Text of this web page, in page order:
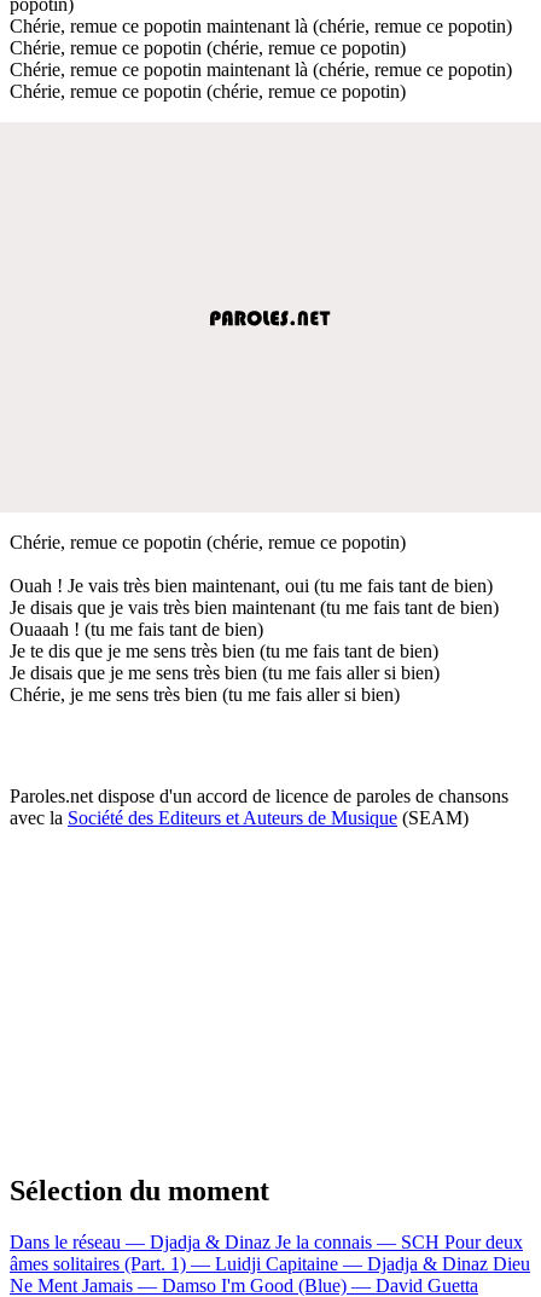
Chérie, remue ce popotin maintenant là (chérie, remue ce popotin)
Chérie, remue ce popotin (chérie, remue ce popotin)
Chérie, remue ce popotin maintenant là (chérie, remue ce popotin)
Chérie, remue ce popotin (chérie, remue ce popotin)
Chérie, remue ce popotin (chérie, remue ce popotin)
Ouah ! Je vais très bien maintenant, oui (tu me fais tant de bien)
Je disais que je vais très bien maintenant (tu me fais tant de bien)
Ouaaah ! (tu me fais tant de bien)
Je te dis que je me sens très bien (tu me fais tant de bien)
Je disais que je me sens très bien (tu me fais aller si bien)
Chérie, je me sens très bien (tu me fais aller si bien)
Paroles.net dispose d'un accord de licence de paroles de chansons
avec la Société des Editeurs et Auteurs de Musique (SEAM)
Sélection du moment
Dans le réseau — Djadja & Dinaz Je la connais — SCH Pour deux
âmes solitaires (Part. 1) — Luidji Capitaine — Djadja & Dinaz Dieu
Ne Ment Jamais — Damso I'm Good (Blue) — David Guetta